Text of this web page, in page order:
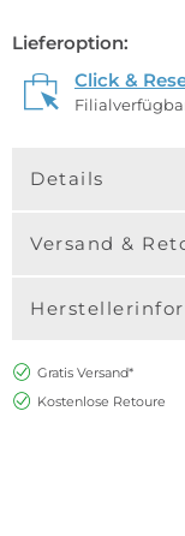
Lieferoption:
Click &
Details
Versand &
Gratis Versand*
Kostenlose Retoure